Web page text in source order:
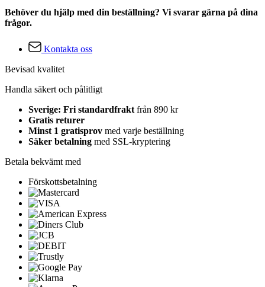
Behöver du hjälp med din beställning? Vi svarar gärna på dina
frågor.
Kontakta oss
Bevisad kvalitet
Handla säkert och pålitligt
Sverige: Fri standardfrakt från 890 kr
Gratis returer
Minst 1 gratisprov med varje beställning
Säker betalning med SSL-kryptering
Betala bekvämt med
Förskottsbetalning